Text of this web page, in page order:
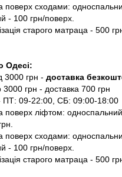
поверх сходами:
- 100 грн/поверх.
старого матраца - 500
Одесі:
3000 грн - доставка
грн - доставка 700 грн
ПТ: 09-22:00, СБ: 09:00-18:00
поверх ліфтом: односпальний
поверх сходами:
- 100 грн/поверх.
старого матраца - 500